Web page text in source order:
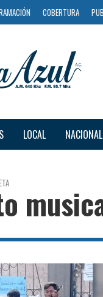
COBERTURA
LOCAL NACIONAL